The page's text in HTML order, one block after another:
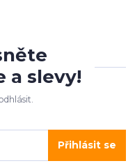
a slevy!
Přihlásit se